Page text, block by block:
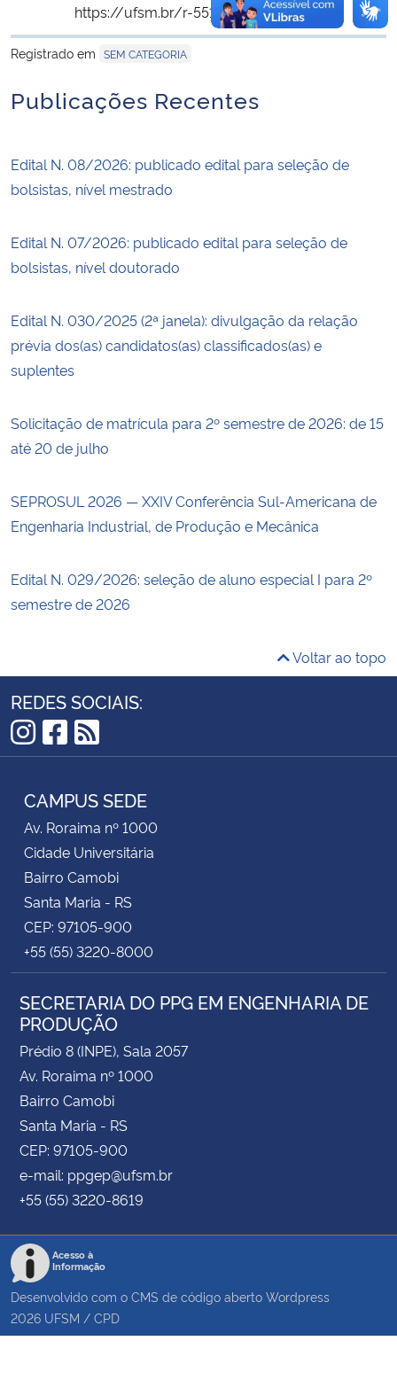
https://ufsm.br/r-551-2552
Copiar
para área de
Registrado em SEM CATEGORIA
Publicações Recentes
Edital N. 08/2026: publicado edital para seleção de
bolsistas, nível mestrado
Edital N. 07/2026: publicado edital para seleção de
bolsistas, nível doutorado
Edital N. 030/2025 (2ª janela): divulgação da relação
prévia dos(as) candidatos(as) classificados(as) e
suplentes
Solicitação de matrícula para 2º semestre de 2026: de 15
até 20 de julho
SEPROSUL 2026 — XXIV Conferência Sul-Americana de
Engenharia Industrial, de Produção e Mecânica
Edital N. 029/2026: seleção de aluno especial I para 2º
semestre de 2026
Voltar ao topo
REDES SOCIAIS:
Instagram
Facebook
RSS
CAMPUS SEDE
Av. Roraima nº 1000
Cidade Universitária
Bairro Camobi
Santa Maria - RS
CEP: 97105-900
+55 (55) 3220-8000
SECRETARIA DO PPG EM ENGENHARIA DE
PRODUÇÃO
Prédio 8 (INPE), Sala 2057
Av. Roraima nº 1000
Bairro Camobi
Santa Maria - RS
CEP: 97105-900
e-mail: ppgep@ufsm.br
+55 (55) 3220-8619
Acesso à
Informação
Desenvolvido com o CMS de código aberto Wordpress
2026 UFSM / CPD